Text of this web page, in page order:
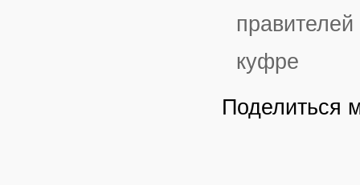
правителей
куфре
Поделиться